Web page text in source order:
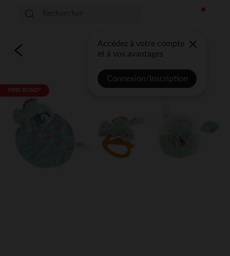
Accédez à votre compte
et à vos avantages
Connexion/Inscription
PRIX ROND*